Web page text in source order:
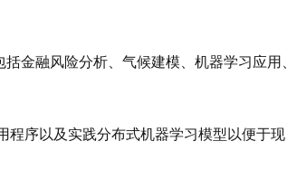
金融风险分析、气候建模、机器学习应用、
序以及实践分布式机器学习模型以便于现